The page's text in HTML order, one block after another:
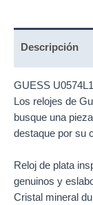
Descripción
GUESS
Los relojes de
busque una
destaque por su
Reloj de plata
genuinos y
Cristal mineral